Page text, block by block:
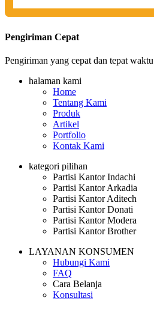
Pengiriman Cepat
Pengiriman yang cepat dan tepat
halaman kami
Home
Tentang Kami
Produk
Artikel
Portfolio
Kontak Kami
kategori pilihan
Partisi Kantor Indachi
Partisi Kantor Arkadia
Partisi Kantor Aditech
Partisi Kantor Donati
Partisi Kantor Modera
Partisi Kantor Brother
LAYANAN KONSUMEN
Hubungi Kami
FAQ
Cara Belanja
Konsultasi